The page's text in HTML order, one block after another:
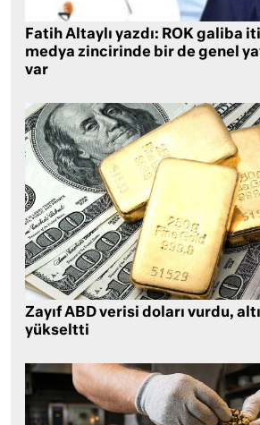
Fatih Altaylı yazdı: ROK galiba
medya zincirinde bir de genel
var
Zayıf ABD verisi doları vurdu,
yükseltti